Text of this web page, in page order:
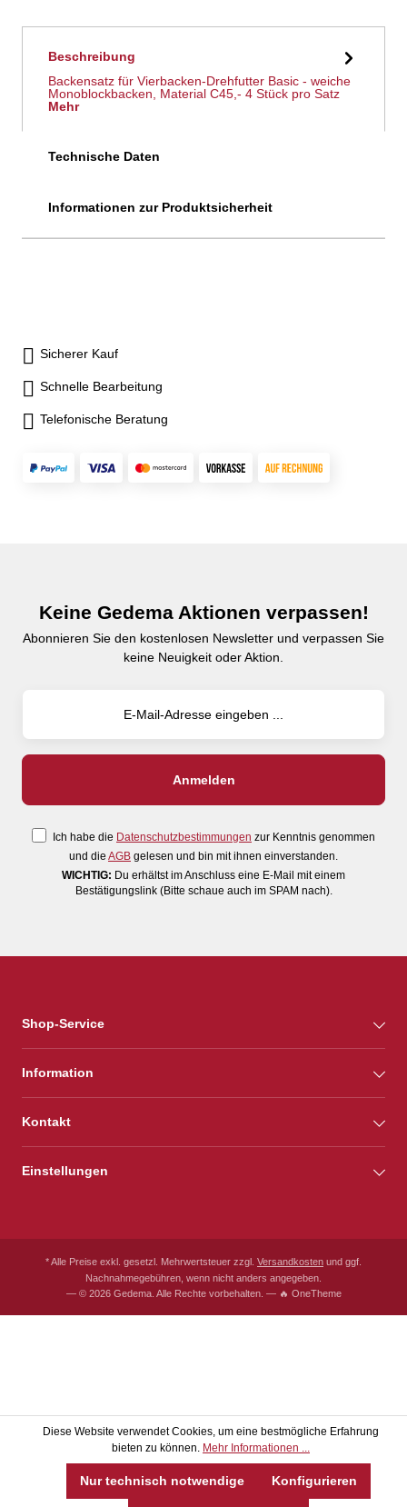
Beschreibung
Backensatz für Vierbacken-Drehfutter Basic - weiche
Monoblockbacken, Material C45,- 4 Stück pro Satz
Mehr
Technische Daten
Informationen zur Produktsicherheit
Sicherer Kauf
Schnelle Bearbeitung
Telefonische Beratung
Keine Gedema Aktionen verpassen!
Abonnieren Sie den kostenlosen Newsletter und verpassen Sie
keine Neuigkeit oder Aktion.
Ich habe die Datenschutzbestimmungen zur Kenntnis genommen
und die AGB gelesen und bin mit ihnen einverstanden.
WICHTIG: Du erhältst im Anschluss eine E-Mail mit einem
Bestätigungslink (Bitte schaue auch im SPAM nach).
Shop-Service
Information
Kontakt
Einstellungen
* Alle Preise exkl. gesetzl. Mehrwertsteuer zzgl. Versandkosten und ggf.
Nachnahmegebühren, wenn nicht anders angegeben.
— © 2026 Gedema. Alle Rechte vorbehalten. — 🔥 OneTheme
Diese Website verwendet Cookies, um eine bestmögliche Erfahrung
bieten zu können. Mehr Informationen ...
Nur technisch notwendige Konfigurieren